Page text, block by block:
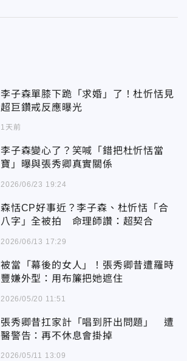
李子森單膝下跪「求婚」了！杜忻恬見
超巨鑽戒反應曝光
1天前
李子森變心了？笑喊「錯把杜忻恬當
寶」曝與張秀卿真實關係
2026/06/23 19:24
森恬CP好事近？李子森、杜忻恬「合
八字」全被拍 命理師讚：超契合
2026/06/13 17:29
被當「幕後的女人」！張秀卿昔遭羅時
豐嫌外型：用布簾把她遮住
2026/05/20 11:51
張秀卿昔扛家計「唱到肝出問題」 遭
醫警告：再不休息會掛掉
2026/05/11 13:09